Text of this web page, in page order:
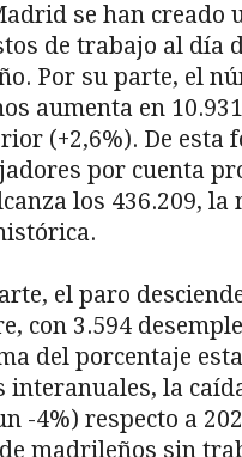
se han creado
de trabajo al día
Por su parte, el
aumenta en
(+2,6%). De esta
por cuenta
los 436.209, la
el paro
con 3.594
del porcentaje
interanuales, la
-4%) respecto a
madrileños sin